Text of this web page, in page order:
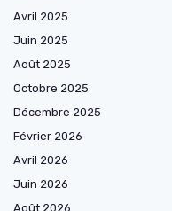
Avril 2025
Juin 2025
Août 2025
Octobre 2025
Décembre 2025
Février 2026
Avril 2026
Juin 2026
Août 2026